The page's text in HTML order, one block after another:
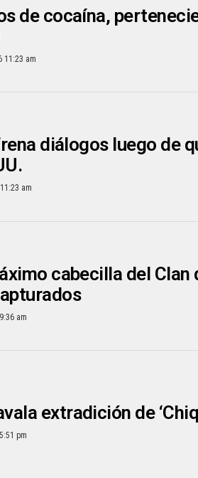
de cocaína,
11:23 am
diálogos luego de
am
cabecilla del
am
extradición de
pm